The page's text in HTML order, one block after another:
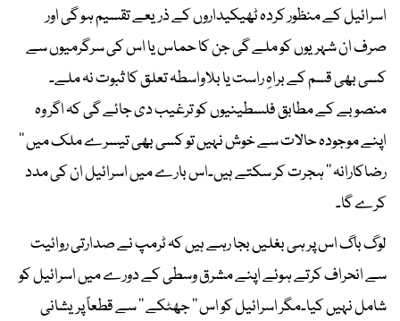
اسرائیل کے منظور کردہ ٹھیکیداروں کے ذریعے تقسیم ہو گی اور
صرف ان شہریوں کو ملے گی جن کا حماس یا اس کی سرگرمیوں سے
کسی بھی قسم کے براہِ راست یا بلاواسطہ تعلق کا ثبوت نہ ملے۔
منصوبے کے مطابق فلسطینیوں کو ترغیب دی جائے گی کہ اگر وہ
اپنے موجودہ حالات سے خوش نہیں تو کسی بھی تیسرے ملک میں ’’
رضاکارانہ ’’ ہجرت کر سکتے ہیں۔اس بارے میں اسرائیل ان کی مدد
کرے گا۔
لوگ باگ اس پر ہی بغلیں بجا رہے ہیں کہ ٹرمپ نے صدارتی روائیت
سے انحراف کرتے ہوئے اپنے مشرق وسطی کے دورے میں اسرائیل کو
شامل نہیں کیا۔مگر اسرائیل کو اس ’’ جھٹکے ‘‘ سے قطعاً پریشانی